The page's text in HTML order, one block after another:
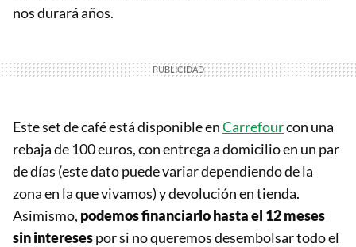
nos durará años.
Este set de café está disponible enCarrefourcon una
rebaja de 100 euros, con entrega a domicilio en un par
de días (este dato puede variar dependiendo de la
zona en la que vivamos) y devolución en tienda.
Asimismo, podemos financiarlo hasta el 12 meses
sin interesespor si no queremos desembolsar todo el